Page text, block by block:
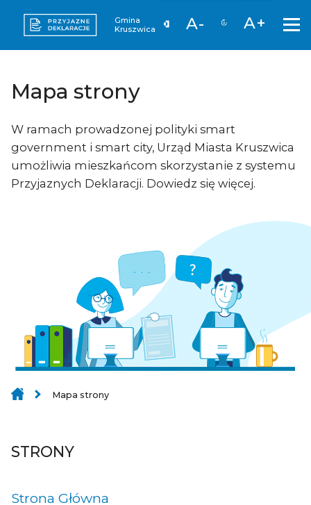
Gmina
Kruszwica
A- A+
Mapa strony
W ramach prowadzonej polityki smart
government i smart city, Urząd Miasta Kruszwica
umożliwia mieszkańcom skorzystanie z systemu
Przyjaznych Deklaracji. Dowiedz się więcej.
Mapa strony
STRONY
Strona Główna